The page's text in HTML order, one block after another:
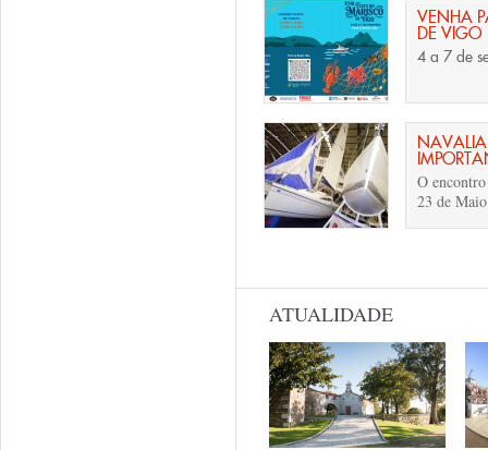
VENHA
DE VIGO
4 a 7 de
O
23 de
ATUALIDADE